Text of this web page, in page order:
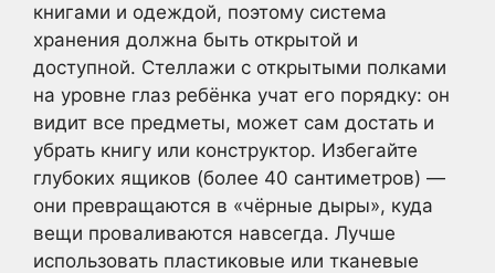
книгами и одеждой, поэтому система
хранения должна быть открытой и
доступной. Стеллажи с открытыми полками
на уровне глаз ребёнка учат его порядку: он
видит все предметы, может сам достать и
убрать книгу или конструктор. Избегайте
глубоких ящиков (более 40 сантиметров) —
они превращаются в «чёрные дыры», куда
вещи проваливаются навсегда. Лучше
использовать пластиковые или тканевые